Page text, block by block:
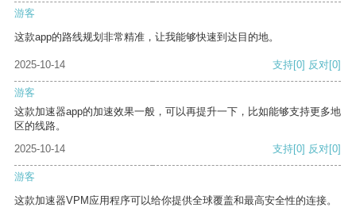
游客
这款app的路线规划非常精准，让我能够快速到达目的地。
2025-10-14 支持[0] 反对[0]
游客
这款加速器app的加速效果一般，可以再提升一下，比如能够支持更多地
区的线路。
2025-10-14
支持[0] 反对[0]
游客
这款加速器VPM应用程序可以给你提供全球覆盖和最高安全性的连接。